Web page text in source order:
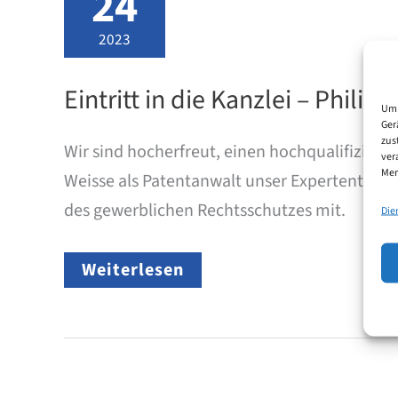
2023
Eintritt in die Kanzlei – Philip
Wir sind hocherfreut, einen
Weisse als Patentanwalt unser
des gewerblichen Rechtsschutzes mit.
Eintritt
in
–
Weiterlesen